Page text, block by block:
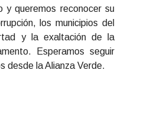
y queremos reconocer su
los municipios del
y la exaltación de la
Esperamos seguir
desde la Alianza Verde.